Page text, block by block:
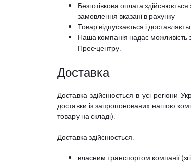
Безготівкова оплата
замовлення вказані в рахунку
Товар відпускається і
Наша компанія надає можливість
Прес-центру.
Доставка
Доставка здійснюється в усі регіони
доставки із запропонованих нашою
товару на складі).
Доставка здійснюється:
власним транспортом компанії